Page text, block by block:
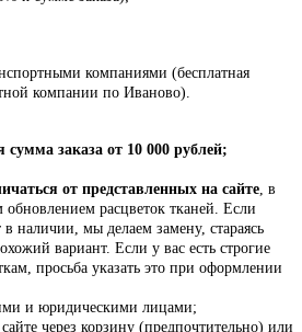
компаниями (бесплатная
компании по Иваново).
заказа от 10 000 рублей;
от представленных на сайте, в
обновлением расцветок тканей. Если
наличии, мы делаем замену, стараясь
вариант. Если у вас есть строгие
просьба указать это при оформлении
и юридическими лицами;
через корзину (предпочтительно) или